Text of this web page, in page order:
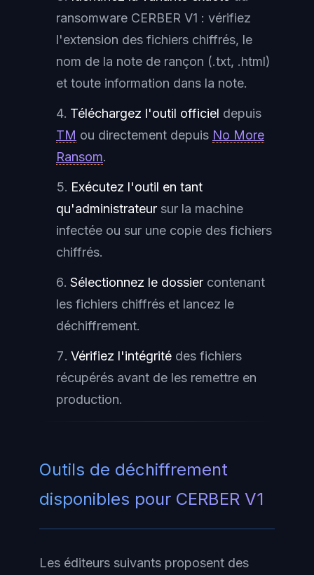
ransomware CERBER V1 : vérifiez
l'extension des fichiers chiffrés, le
nom de la note de rançon (.txt, .html)
et toute information dans la note.
Téléchargez l'outil officiel depuis
TM ou directement depuis No More
Ransom.
Exécutez l'outil en tant
qu'administrateur sur la machine
infectée ou sur une copie des fichiers
chiffrés.
Sélectionnez le dossier contenant
les fichiers chiffrés et lancez le
déchiffrement.
Vérifiez l'intégrité des fichiers
récupérés avant de les remettre en
production.
Outils de déchiffrement
disponibles pour CERBER V1
Les éditeurs suivants proposent des